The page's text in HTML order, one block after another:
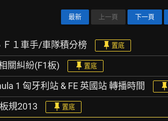
最新 上一頁 下一頁
Ｆ１車手/車隊積分榜 置底
關糾紛(F1板) 置底
1 匈牙利站 & FE 英國站 轉播時間
規2013 置底